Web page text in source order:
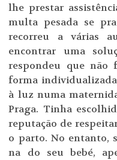
lhe prestar
multa pesada se
recorreu a várias
encontrar uma
respondeu que não
forma
à luz numa
Praga. Tinha
reputação de
o parto. No entanto,
na do seu bebé,